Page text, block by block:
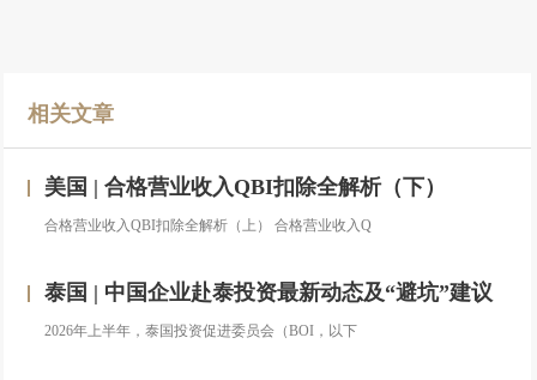
相关文章
美国 | 合格营业收入QBI扣除全解析（下）
合格营业收入QBI扣除全解析（上） 合格营业收入Q
泰国 | 中国企业赴泰投资最新动态及“避坑”建议
2026年上半年，泰国投资促进委员会（BOI，以下